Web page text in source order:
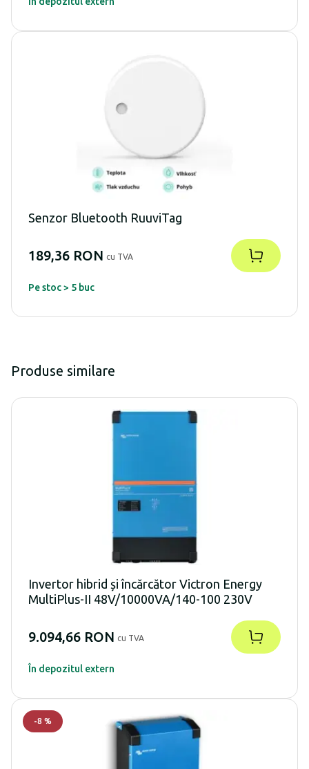
Senzor Bluetooth RuuviTag
189,36 RON cu TVA
Pe stoc > 5 buc
Produse similare
Invertor hibrid și încărcător Victron Energy
MultiPlus-II 48V/10000VA/140-100 230V
9.094,66 RON cu TVA
În depozitul extern
-8 %